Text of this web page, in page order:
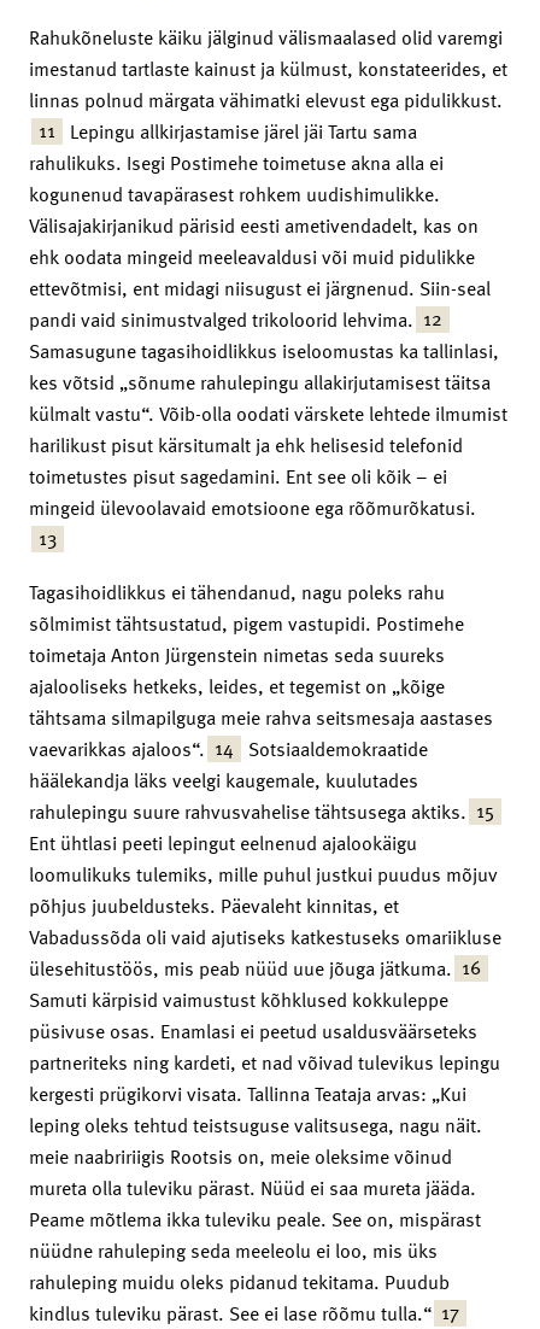
Rahukõneluste käiku jälginud välismaalased olid varemgi
imestanud tartlaste kainust ja külmust, konstateerides, et
linnas polnud märgata vähimatki elevust ega pidulikkust.
11 Lepingu allkirjastamise järel jäi Tartu sama
rahulikuks. Isegi Postimehe toimetuse akna alla ei
kogunenud tavapärasest rohkem uudishimulikke.
Välisajakirjanikud pärisid eesti ametivendadelt, kas on
ehk oodata mingeid meeleavaldusi või muid pidulikke
ettevõtmisi, ent midagi niisugust ei järgnenud. Siin-seal
pandi vaid sinimustvalged trikoloorid lehvima. 12
Samasugune tagasihoidlikkus iseloomustas ka tallinlasi,
kes võtsid „sõnume rahulepingu allakirjutamisest täitsa
külmalt vastu“. Võib-olla oodati värskete lehtede ilmumist
harilikust pisut kärsitumalt ja ehk helisesid telefonid
toimetustes pisut sagedamini. Ent see oli kõik – ei
mingeid ülevoolavaid emotsioone ega rõõmurõkatusi.
13
Tagasihoidlikkus ei tähendanud, nagu poleks rahu
sõlmimist tähtsustatud, pigem vastu­pidi. Postimehe
toimetaja Anton Jürgenstein nimetas seda suureks
ajalooliseks hetkeks, leides, et tegemist on „kõige
tähtsama silmapilguga meie rahva seitsmesaja aastases
vaeva­rikkas ajaloos“. 14 Sotsiaaldemokraatide
häälekandja läks veelgi kaugemale, kuulutades
rahulepingu suure rahvusvahelise tähtsusega aktiks. 15
Ent ühtlasi peeti lepingut eelnenud ajalookäigu
loomulikuks tulemiks, mille puhul justkui puudus mõjuv
põhjus juubeldusteks. Päevaleht kinnitas, et
Vabadussõda oli vaid ajutiseks katkestuseks omariikluse
ülesehitustöös, mis peab nüüd uue jõuga jätkuma. 16
Samuti kärpisid vaimustust kõhklused kokkuleppe
püsivuse osas. Enamlasi ei peetud usaldusväärseteks
partneriteks ning kardeti, et nad võivad tulevikus lepingu
kergesti prügikorvi visata. Tallinna Teataja arvas: „Kui
leping oleks tehtud teistsuguse valitsusega, nagu näit.
meie naabririigis Rootsis on, meie oleksime võinud
mureta olla tuleviku pärast. Nüüd ei saa mureta jääda.
Peame mõtlema ikka tuleviku peale. See on, mispärast
nüüdne rahuleping seda meeleolu ei loo, mis üks
rahuleping muidu oleks pidanud tekitama. Puudub
kindlus tuleviku pärast. See ei lase rõõmu tulla.“ 17